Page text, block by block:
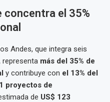
concentra el 35%
Andes, que integra seis
representa más del 35% de
y contribuye con el 13% del
proyectos de
de US$ 123